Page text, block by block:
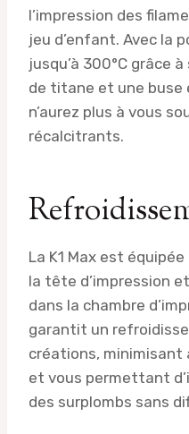
l’impression des
jeu d’enfant. Avec la
jusqu’à 300°C grâce
de titane et une buse
n’aurez plus à vous
récalcitrants.
La K1 Max est
la tête d’impression
dans la chambre
garantit un
créations, minimisant
et vous permettant
des surplombs sans